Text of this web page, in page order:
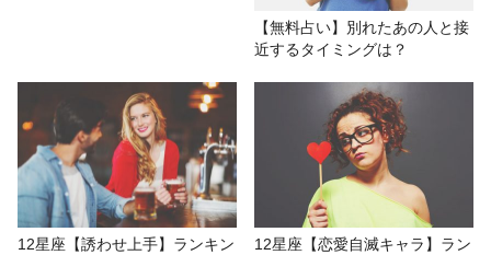
【無料占い】別れたあの人と接
近するタイミングは？
12星座【誘わせ上手】ランキン
12星座【恋愛自滅キャラ】ラン